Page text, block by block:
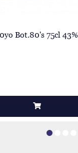
Bot.80's 75cl